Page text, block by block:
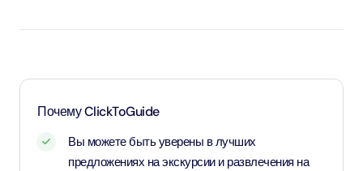
Почему ClickToGuide
Вы можете быть уверены в лучших
предложениях на экскурсии и развлечения на